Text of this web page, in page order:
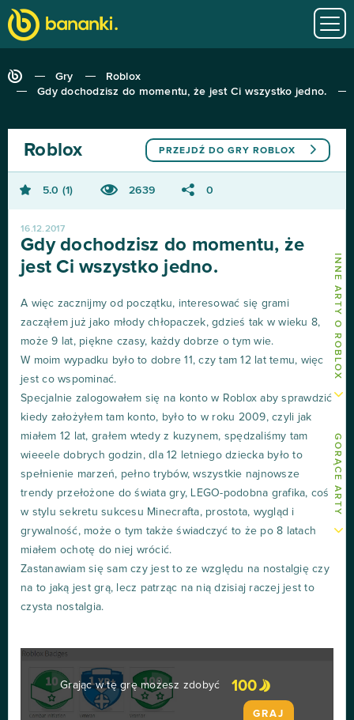
Gry
Roblox
Gdy dochodzisz do momentu, że jest Ci wszystko jedno.
INNE ARTY O ROBLOX
GORĄCE ARTY
PRZEJDŹ DO GRY ROBLOX
Roblox
5.0 1 2639 0
16.12.2017
Gdy dochodzisz do momentu, że
jest Ci wszystko jedno.
A więc zacznijmy od początku, interesować się grami
zacząłem już jako młody chłopaczek, gdzieś tak w wieku 8,
może 9 lat, piękne czasy, każdy dobrze o tym wie.
W moim wypadku było to dobre 11, czy tam 12 lat temu, więc
jest co wspominać.
Specjalnie zalogowałem się na konto w Roblox aby sprawdzić
kiedy założyłem tam konto, było to w roku 2009, czyli jak
miałem 12 lat, grałem wtedy z kuzynem, spędzaliśmy tam
wieeele dobrych godzin, dla 12 letniego dziecka było to
spełnienie marzeń, pełno trybów, wszystkie najnowsze
trendy przełożone do świata gry, LEGO-podobna grafika, coś
w stylu sekretu sukcesu Minecrafta, prostota, wygląd i
grywalność, może o tym także świadczyć to że po 8 latach
miałem ochotę do niej wrócić.
Zastanawiam się sam czy jest to ze względu na nostalgię czy
na to jaką jest grą, lecz patrząc na nią dzisiaj raczej jest to
czysta nostalgia.
Grając w tę grę możesz zdobyć 100
GRAJ